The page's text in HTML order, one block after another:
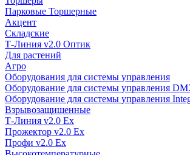
Парковые Торшерные
Акцент
Складские
Т-Линия v2.0 Оптик
Для растений
Агро
Оборудования для системы управления
Оборудование для системы управления
Оборудование для системы управления
Взрывозащищенные
Т-Линия v2.0 Ex
Прожектор v2.0 Ex
Профи v2.0 Ex